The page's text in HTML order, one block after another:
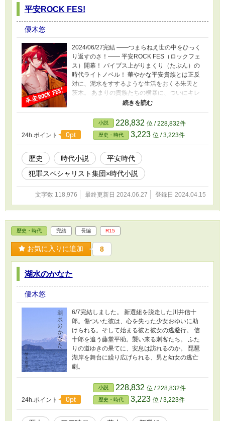
平安ROCK FES!
優木悠
2024/06/27完結 ――つまらねえ世の中をひっく
り返すのさ！―― 平安ROCK FES（ロックフェ
ス）開幕！ バイブス上がりまくり（たぶん）の
時代ライトノベル！ 華やかな平安貴族とは正反
対に、泥水をすするような生活をおくる朱天と
茨木。 あまりの貴族たちの横暴に、ついにキレ
る。 そして始まる反逆。 ロックな奴らが、今、
だろう、って？ 邪魔なものはいらないさ、だっ
てロックだもの！ 時代考証も無視するさ、だっ
てロックだもの？ ※部分的に今昔物語集に取材
しています。 ※2026/05/25 AI校正をして誤字
脱字を修正しました。そんなのロックじゃない
って？気にしない！
24h.ポイント 0pt
小説 228,832 位 / 228,832件
歴史・時代 3,223 位 / 3,223件
歴史 時代小説
平安時代
犯罪スペシャリスト集団×時代小説
文字数 118,976 最終更新日 2024.06.27 登録日 2024.04.15
歴史・時代 完結 長編 R15
お気に入りに追加 8
湖水のかなた
優木悠
6/7完結しました。 新選組を脱走した川井信十
郎。傷ついた彼は、心を失った少女おゆいに助
けられる。そして始まる彼と彼女の逃避行。 信
十郎を追う藤堂平助。襲い来る刺客たち。 ふた
りの道ゆきの果てに、安息は訪れるのか。 琵琶
湖岸を舞台に繰り広げられる、男と幼女の逃亡
劇。
24h.ポイント 0pt
小説 228,832 位 / 228,832件
歴史・時代 3,223 位 / 3,223件